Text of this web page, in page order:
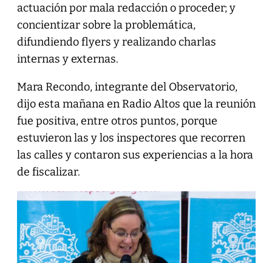
actuación por mala redacción o proceder; y
concientizar sobre la problemática,
difundiendo flyers y realizando charlas
internas y externas.
Mara Recondo, integrante del Observatorio,
dijo esta mañana en Radio Altos que la reunión
fue positiva, entre otros puntos, porque
estuvieron las y los inspectores que recorren
las calles y contaron sus experiencias a la hora
de fiscalizar.